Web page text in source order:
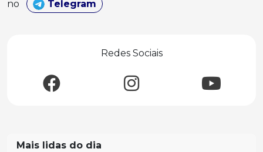
no
Telegram
Redes Sociais
Mais lidas do dia